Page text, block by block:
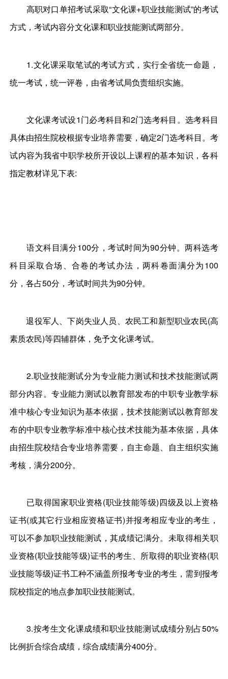
高职对口单招考试采取“文化课+职业技能测试”的考试
方式，考试内容分文化课和职业技能测试两部分。
1.文化课采取笔试的考试方式，实行全省统一命题，
统一考试，统一评卷，由省考试局负责组织实施。
文化课考试设1门必考科目和2门选考科目。选考科目
具体由招生院校根据专业培养需要，确定2门选考科目。考
试内容为我省中职学校所开设以上课程的基本知识，各科
指定教材详见下表:
语文科目满分100分，考试时间为90分钟。两科选考
科目采取合场、合卷的考试办法，两科卷面满分为100
分，各占50分，考试时间共为90分钟。
退役军人、下岗失业人员、农民工和新型职业农民(高
素质农民)等四辅群体，免予文化课考试。
2.职业技能测试分为专业能力测试和技术技能测试两
部分内容。专业能力测试以教育部发布的中职专业教学标
准中核心专业知识为基本依据，技术技能测试以教育部发
布的中职专业教学标准中核心技术技能为基本依据，具体
由招生院校结合专业培养需要，自主命题、自主组织实施
考核，满分200分。
已取得国家职业资格(职业技能等级)四级及以上资格
证书(或其它行业相应资格证书)并报考相应专业的考生，
可以不参加职业技能测试，其成绩记满分。未取得相关职
业资格(职业技能等级)证书的考生、所取得的职业资格(职
业技能等级)证书工种不涵盖所报考专业的考生，需到报考
院校指定的地点参加职业技能测试。
3.按考生文化课成绩和职业技能测试成绩分别占50%
比例折合综合成绩，综合成绩满分400分。